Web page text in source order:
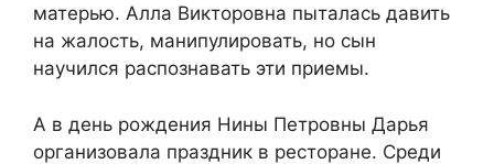
матерью. Алла Викторовна пыталась давить
на жалость, манипулировать, но сын
научился распознавать эти приемы.
А в день рождения Нины Петровны Дарья
организовала праздник в ресторане. Среди